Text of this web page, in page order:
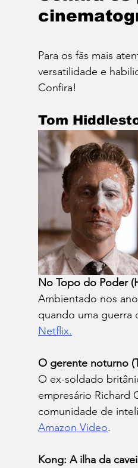
Para os fãs mais
versatilidade e
Confira!
Tom
No Topo do Poder
Ambientado nos
quando uma guerra
Netflix.
O gerente noturno
O ex-soldado
empresário Richard
comunidade de
Amazon Video.
Kong: A ilha da